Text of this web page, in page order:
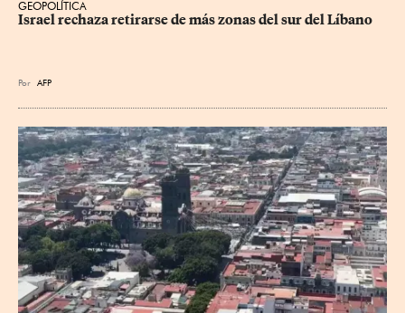
GEOPOLÍTICA
Israel rechaza retirarse de más zonas del sur del Líbano
Por AFP